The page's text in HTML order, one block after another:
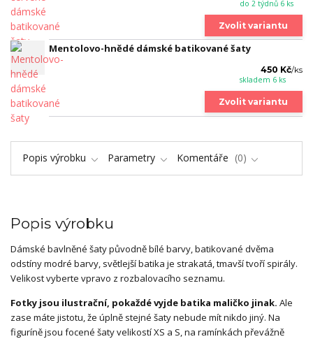
do 2 týdnů 6 ks
Zvolit variantu
Mentolovo-hnědé dámské batikované šaty
450 Kč/ks
skladem 6 ks
Zvolit variantu
Popis výrobku Parametry Komentáře 0
Popis výrobku
Dámské bavlněné šaty původně bílé barvy, batikované dvěma
odstíny modré barvy, světlejší batika je strakatá, tmavší tvoří spirály.
Velikost vyberte vpravo z rozbalovacího seznamu.
Fotky jsou ilustrační, pokaždé vyjde batika maličko jinak. Ale
zase máte jistotu, že úplně stejné šaty nebude mít nikdo jiný. Na
figuríně jsou focené šaty velikostí XS a S, na ramínkách převážně